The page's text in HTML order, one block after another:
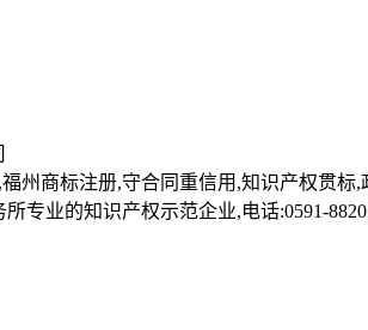
商标注册,守合同重信用,知识产权贯
专业的知识产权示范企业,电话:0591-